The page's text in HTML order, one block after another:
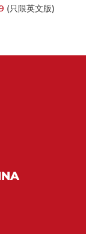
(只限英文版)